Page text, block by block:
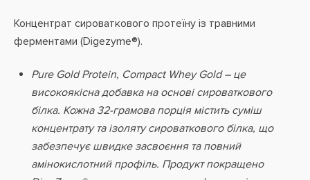
Концентрат сироваткового протеїну із травними
ферментами (Digezyme®).
Pure Gold Protein, Compact Whey Gold – це
високоякісна добавка на основі сироваткового
білка. Кожна 32-грамова порція містить суміш
концентрату та ізоляту сироваткового білка, що
забезпечує швидке засвоєння та повний
амінокислотний профіль. Продукт покращено